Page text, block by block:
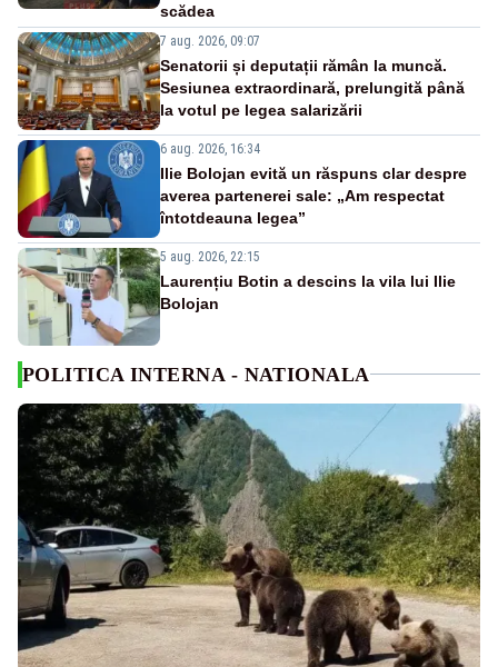
scădea
7 aug. 2026, 09:07
Senatorii și deputații rămân la muncă.
Sesiunea extraordinară, prelungită până
la votul pe legea salarizării
6 aug. 2026, 16:34
Ilie Bolojan evită un răspuns clar despre
averea partenerei sale: „Am respectat
întotdeauna legea”
5 aug. 2026, 22:15
Laurențiu Botin a descins la vila lui Ilie
Bolojan
POLITICA INTERNA - NATIONALA